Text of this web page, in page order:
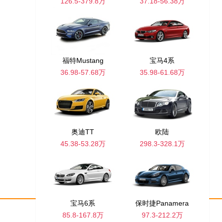
福特Mustang
36.98-57.68万
宝马4系
35.98-61.68万
奥迪TT
45.38-53.28万
欧陆
298.3-328.1万
宝马6系
85.8-167.8万
保时捷Panamera
97.3-212.2万
网站地图